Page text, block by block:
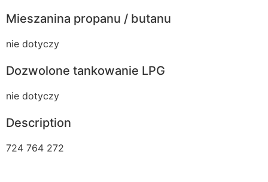
Mieszanina propanu / butanu
nie dotyczy
Dozwolone tankowanie LPG
nie dotyczy
Description
724 764 272